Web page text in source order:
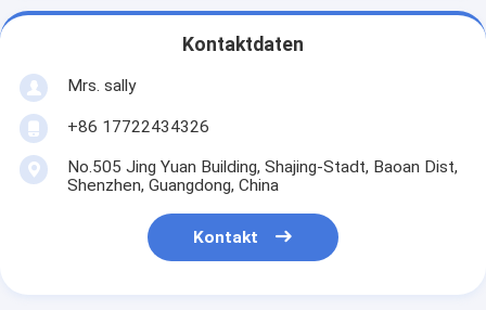
Kontaktdaten
Mrs. sally
+86 17722434326
No.505 Jing Yuan Building, Shajing-Stadt, Baoan Dist,
Shenzhen, Guangdong, China
Kontakt